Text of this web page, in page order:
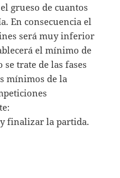
grueso de cuantos
En consecuencia el
será muy inferior
el mínimo de
trate de las fases
mínimos de la
finalizar la partida.